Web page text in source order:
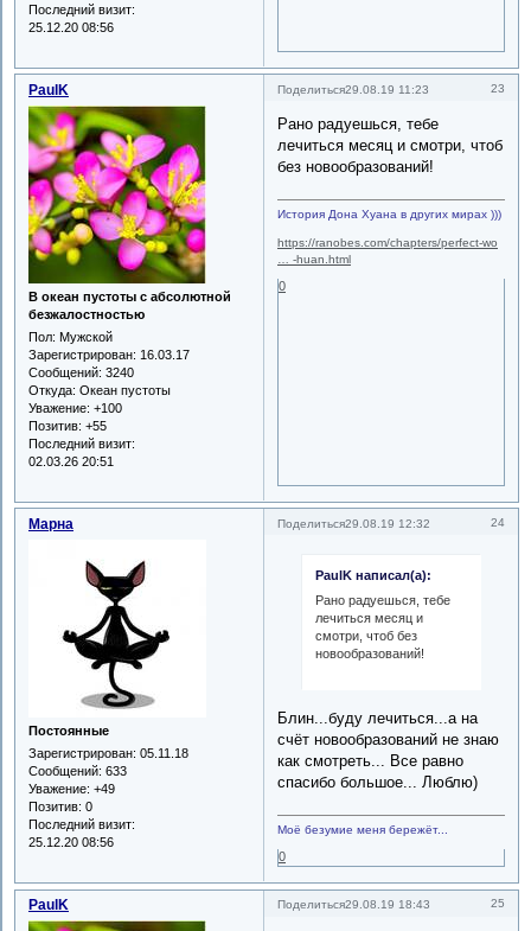
Последний визит:
25.12.20 08:56
Поделиться 23
29.08.19 11:23
PaulK
В океан пустоты с абсолютной
безжалостностью
Пол: Мужской
Зарегистрирован: 16.03.17
Сообщений: 3240
Откуда: Океан пустоты
Уважение: +100
Позитив: +55
Последний визит:
02.03.26 20:51
Рано радуешься, тебе
лечиться месяц и смотри, чтоб
без новообразований!
История Дона Хуана в других мирах )))
https://ranobes.com/chapters/perfect-wo
… -huan.html
0
Поделиться 24
29.08.19 12:32
Марна
Постоянные
Зарегистрирован: 05.11.18
Сообщений: 633
Уважение: +49
Позитив: 0
Последний визит:
25.12.20 08:56
PaulK написал(а):
Рано радуешься, тебе
лечиться месяц и
смотри, чтоб без
новообразований!
Блин...буду лечиться...а на
счёт новообразований не знаю
как смотреть... Все равно
спасибо большое... Люблю)
Моё безумие меня бережёт...
0
Поделиться 25
29.08.19 18:43
PaulK